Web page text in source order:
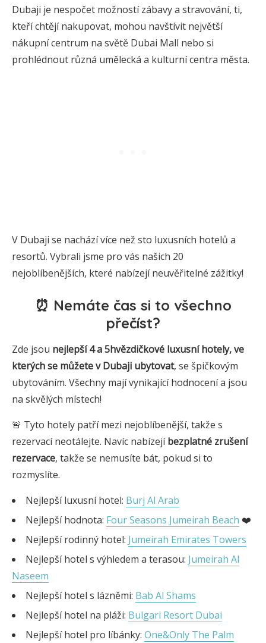
Dubaji je nespočet možností zábavy a stravování, ti,
kteří chtějí nakupovat, mohou navštívit největší
nákupní centrum na světě Dubai Mall nebo si
prohlédnout různá umělecká a kulturní centra města.
V Dubaji se nachází více než sto luxusních hotelů a
resortů. Vybrali jsme pro vás našich 20
nejoblíbenějších, které nabízejí neuvěřitelné zážitky!
⏰ Nemáte čas si to všechno
přečíst?
Zde jsou nejlepší 4 a 5hvězdičkové luxusní hotely, ve
kterých se můžete v Dubaji ubytovat, se špičkovým
ubytováním. Všechny mají vynikající hodnocení a jsou
na skvělých místech!
🚨 Tyto hotely patří mezi nejoblíbenější, takže s
rezervací neotálejte. Navíc nabízejíbezplatné zrušení
rezervace, takže se nemusíte bát, pokud si to
rozmyslíte.
Nejlepší luxusní hotel: Burj Al Arab
Nejlepší hodnota: Four Seasons Jumeirah Beach ❤️
Nejlepší rodinný hotel: Jumeirah Emirates Towers
Nejlepší hotel s výhledem a terasou: Jumeirah Al
Naseem
Nejlepší hotel s lázněmi: Bab Al Shams
Nejlepší hotel na pláži: Bulgari Resort Dubai
Nejlepší hotel pro líbánky: One&Only The Palm